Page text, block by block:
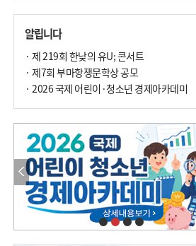
현실의 고통, 은유의 詩로 담다 外
달구비·여우비…다양한 비 이름 外
박현주의 책 이야기[전체보기]
세계유산 ‘한국의 갯벌’ 얼마나 알고 있나요
문재필-여름_저녁무렵의호수
이 한편의 시조[전체보기]
참선 /오기환
고향 /김진규
주말 영화 박스오피스[전체보기]
알립니다
· 제 219회 한낮의 유U; 콘서트
· 제7회 부마항쟁문학상 공모
· 2026 국제 어린이·청소년 경제아카데미